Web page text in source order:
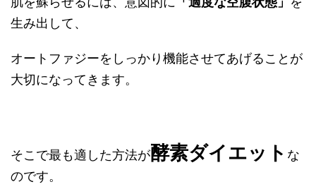
生み出して、
オートファジーをしっかり機能させてあげることが
大切になってきます。
そこで最も適した方法が酵素ダイエット な
のです。